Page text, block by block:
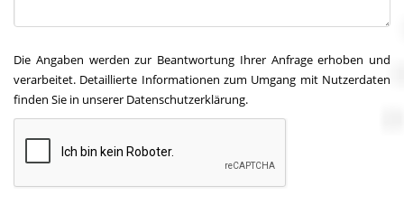
Die Angaben werden zur Beantwortung Ihrer Anfrage erhoben und
verarbeitet. Detaillierte Informationen zum Umgang mit Nutzerdaten
finden Sie in unserer Datenschutzerklärung.